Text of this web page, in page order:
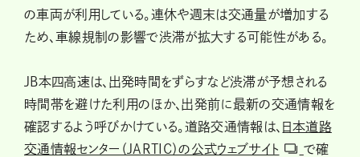
の車両が利用している。連休や週末は交通量が増加する
ため、車線規制の影響で渋滞が拡大する可能性がある。
JB本四高速は、出発時間をずらすなど渋滞が予想される
時間帯を避けた利用のほか、出発前に最新の交通情報を
確認するよう呼びかけている。道路交通情報は、 日本道路
交通情報センター（JARTIC）の公式ウェブサイト
で確